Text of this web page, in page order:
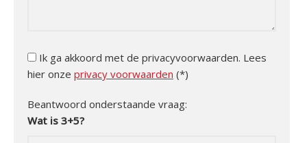
Ik ga akkoord met de privacyvoorwaarden. Lees
hier onze privacy voorwaarden (*)
Beantwoord onderstaande vraag:
Wat is 3+5?